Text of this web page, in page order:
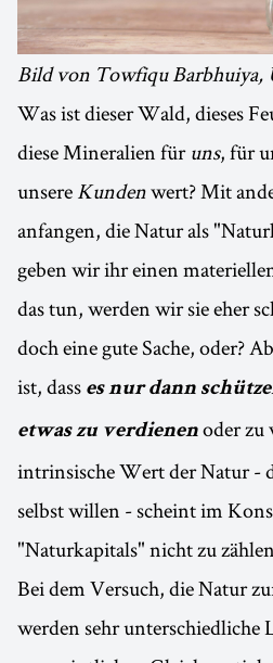
Bild von Towfiqu Barbhuiya,
Was ist dieser Wald, dieses
diese Mineralien füruns, für
unsereKundenwert? Mit
anfangen, die Natur als
geben wir ihr einen
das tun, werden wir sie eher
doch eine gute Sache, oder?
ist, dass es nur dann
etwas zu verdienen oder zu
intrinsische Wert der Natur -
selbst willen - scheint im
"Naturkapitals" nicht zu
Bei dem Versuch, die Natur
werden sehr unterschiedliche